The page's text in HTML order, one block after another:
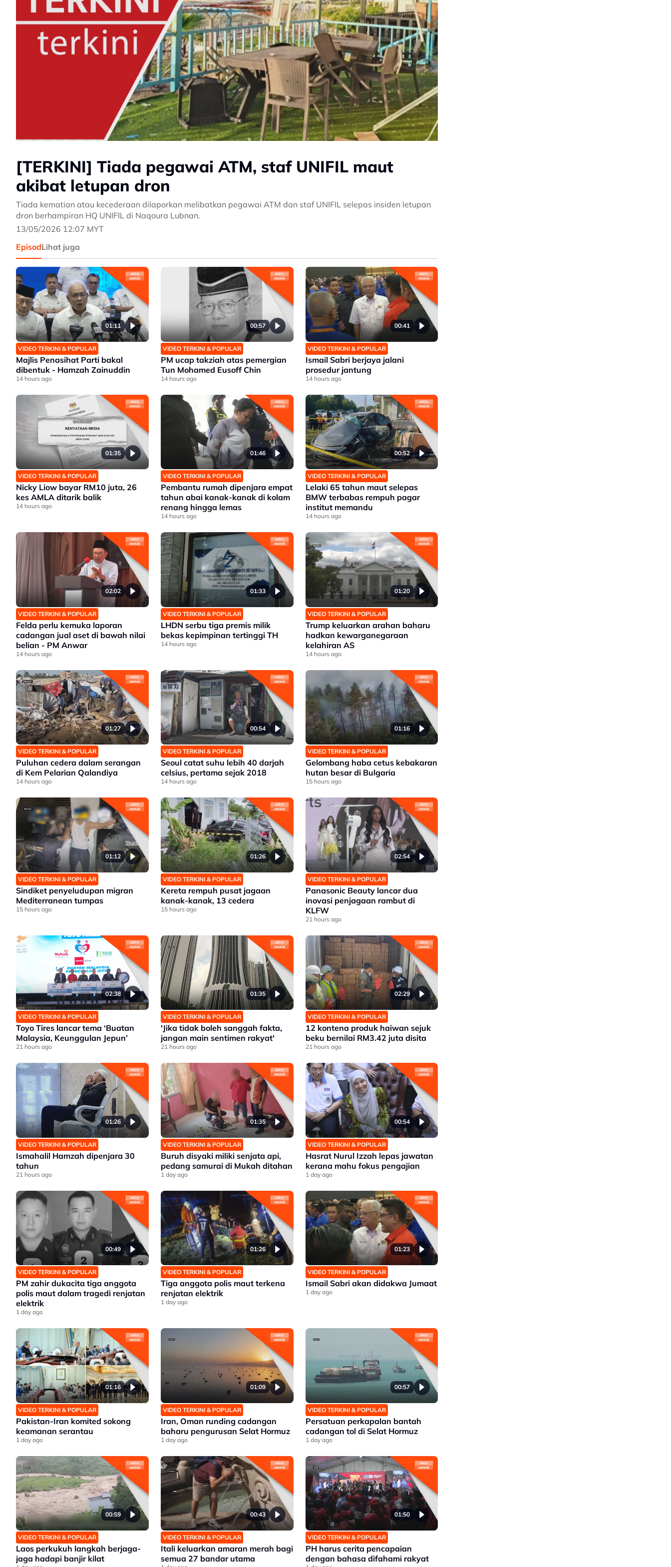
[TERKINI] Tiada pegawai ATM, staf UNIFIL maut
akibat letupan dron
Tiada kematian atau kecederaan dilaporkan melibatkan pegawai ATM dan staf UNIFIL selepas insiden letupan
dron berhampiran HQ UNIFIL di Naqoura Lubnan.
13/05/2026 12:07 MYT
EpisodLihat juga
01:11
VIDEO TERKINI & POPULAR
Majlis Penasihat Parti bakal
dibentuk - Hamzah Zainuddin
14 hours ago
00:57
VIDEO TERKINI & POPULAR
PM ucap takziah atas pemergian
Tun Mohamed Eusoff Chin
14 hours ago
00:41
VIDEO TERKINI & POPULAR
Ismail Sabri berjaya jalani
prosedur jantung
14 hours ago
01:35
VIDEO TERKINI & POPULAR
Nicky Liow bayar RM10 juta, 26
kes AMLA ditarik balik
14 hours ago
01:46
VIDEO TERKINI & POPULAR
Pembantu rumah dipenjara empat
tahun abai kanak-kanak di kolam
renang hingga lemas
14 hours ago
00:52
VIDEO TERKINI & POPULAR
Lelaki 65 tahun maut selepas
BMW terbabas rempuh pagar
institut memandu
14 hours ago
02:02
VIDEO TERKINI & POPULAR
Felda perlu kemuka laporan
cadangan jual aset di bawah nilai
belian - PM Anwar
14 hours ago
01:33
VIDEO TERKINI & POPULAR
LHDN serbu tiga premis milik
bekas kepimpinan tertinggi TH
14 hours ago
01:20
VIDEO TERKINI & POPULAR
Trump keluarkan arahan baharu
hadkan kewarganegaraan
kelahiran AS
14 hours ago
01:27
VIDEO TERKINI & POPULAR
Puluhan cedera dalam serangan
di Kem Pelarian Qalandiya
14 hours ago
00:54
VIDEO TERKINI & POPULAR
Seoul catat suhu lebih 40 darjah
celsius, pertama sejak 2018
14 hours ago
01:16
VIDEO TERKINI & POPULAR
Gelombang haba cetus kebakaran
hutan besar di Bulgaria
15 hours ago
01:12
VIDEO TERKINI & POPULAR
Sindiket penyeludupan migran
Mediterranean tumpas
15 hours ago
01:26
VIDEO TERKINI & POPULAR
Kereta rempuh pusat jagaan
kanak-kanak, 13 cedera
15 hours ago
02:54
VIDEO TERKINI & POPULAR
Panasonic Beauty lancar dua
inovasi penjagaan rambut di
KLFW
21 hours ago
02:38
VIDEO TERKINI & POPULAR
Toyo Tires lancar tema ‘Buatan
Malaysia, Keunggulan Jepun’
21 hours ago
01:35
VIDEO TERKINI & POPULAR
'Jika tidak boleh sanggah fakta,
jangan main sentimen rakyat'
21 hours ago
02:29
VIDEO TERKINI & POPULAR
12 kontena produk haiwan sejuk
beku bernilai RM3.42 juta disita
21 hours ago
01:26
VIDEO TERKINI & POPULAR
Ismahalil Hamzah dipenjara 30
tahun
21 hours ago
01:35
VIDEO TERKINI & POPULAR
Buruh disyaki miliki senjata api,
pedang samurai di Mukah ditahan
1 day ago
00:54
VIDEO TERKINI & POPULAR
Hasrat Nurul Izzah lepas jawatan
kerana mahu fokus pengajian
1 day ago
00:49
VIDEO TERKINI & POPULAR
PM zahir dukacita tiga anggota
polis maut dalam tragedi renjatan
elektrik
1 day ago
01:26
VIDEO TERKINI & POPULAR
Tiga anggota polis maut terkena
renjatan elektrik
1 day ago
01:23
VIDEO TERKINI & POPULAR
Ismail Sabri akan didakwa Jumaat
1 day ago
01:16
VIDEO TERKINI & POPULAR
Pakistan-Iran komited sokong
keamanan serantau
1 day ago
01:09
VIDEO TERKINI & POPULAR
Iran, Oman runding cadangan
baharu pengurusan Selat Hormuz
1 day ago
00:57
VIDEO TERKINI & POPULAR
Persatuan perkapalan bantah
cadangan tol di Selat Hormuz
1 day ago
00:59
VIDEO TERKINI & POPULAR
Laos perkukuh langkah berjaga-
jaga hadapi banjir kilat
00:43
VIDEO TERKINI & POPULAR
Itali keluarkan amaran merah bagi
semua 27 bandar utama
01:50
VIDEO TERKINI & POPULAR
PH harus cerita pencapaian
dengan bahasa difahami rakyat